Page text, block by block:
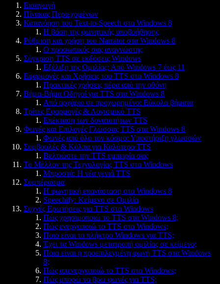
Εισαγωγή
Πίνακας Περιεχομένων
Κατανόηση του Text-to-Speech στα Windows 8
Η βάση της φωνητικής υποβοήθησης
Ρύθμιση και χρήση του Narrator στα Windows 8
Ο προσωπικός σας αναγνώστης
Σύγκριση TTS σε εκδόσεις Windows
Εξέλιξη της Ομιλίας: Από Windows 7 έως 11
Εφαρμογές και Χρήσεις του TTS στα Windows 8
Πρακτικές χρήσεις πέρα από την οθόνη
Βήμα-Βήμα Οδηγοί για TTS στα Windows 8
Από αρχάριο σε προχωρημένο: Εύκολα βήματα
Τρίτες Εφαρμογές & Λογισμικό TTS
Επέκταση των δυνατοτήτων TTS
Φωνές και Επιλογές Γλώσσας TTS στα Windows 8
Φωνές από όλο τον κόσμο: Υποστήριξη γλωσσών
Συμβουλές & Κόλπα για Καλύτερο TTS
Βελτιώστε την TTS εμπειρία σας
Το Μέλλον της Τεχνολογίας TTS στα Windows
Μπροστά: Η νέα γενιά TTS
Συμπέρασμα
Η φωνητική επανάσταση στα Windows 8
Speechify: Κείμενο σε Ομιλία
Συχνές Ερωτήσεις για TTS στα Windows
Πώς χρησιμοποιώ το TTS στα Windows 8;
Πώς ενεργοποιώ το TTS στα Windows;
Ποιο είναι το πλήκτρο Windows για TTS;
Έχει τα Windows μετατροπή ομιλίας σε κείμενο;
Ποια είναι η προεπιλεγμένη φωνή TTS στα Windows
8;
Πώς απενεργοποιώ το TTS στα Windows;
Πώς μπορώ να βρω φωνές για TTS;